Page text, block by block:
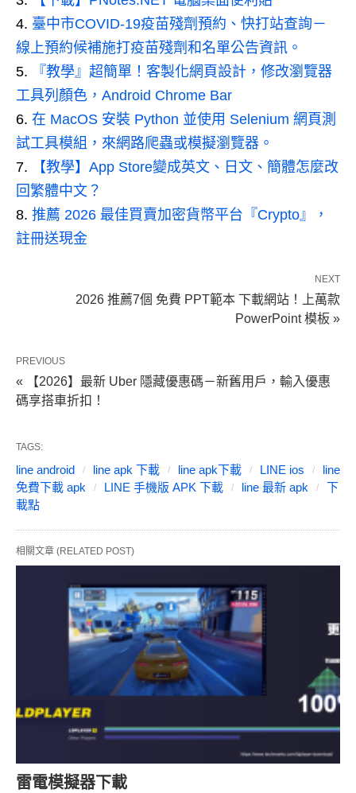
臺中市COVID-19疫苗殘劑預約、快打站查詢－
線上預約候補施打疫苗殘劑和名單公告資訊。
『教學』超簡單！客製化網頁設計，修改瀏覽器
工具列顏色，Android Chrome Bar
在 MacOS 安裝 Python 並使用 Selenium 網頁測
試工具模組，來網路爬蟲或模擬瀏覽器。
【教學】App Store變成英文、日文、簡體怎麼改
回繁體中文？
推薦 2026 最佳買賣加密貨幣平台『Crypto』，
註冊送現金
NEXT
2026 推薦7個 免費 PPT範本 下載網站！上萬款
PowerPoint 模板 »
PREVIOUS
« 【2026】最新 Uber 隱藏優惠碼－新舊用戶，輸入優惠
碼享搭車折扣！
TAGS:
line android line apk 下載 line apk下載 LINE ios
line
免費下載 apk
LINE 手機版 APK 下載 line 最新 apk
下
載點
相關文章 (RELATED POST)
雷電模擬器下載